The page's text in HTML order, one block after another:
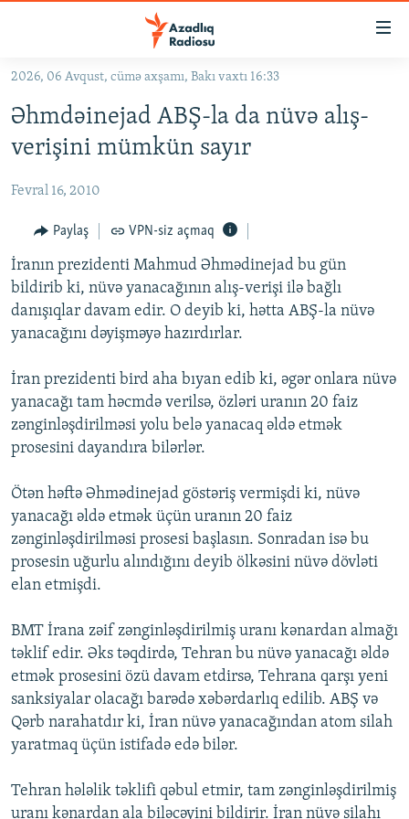
Əsas
qayıt
Əsas
naviqasiyaya
qayıt
KORRUPSIOMETR
#ƏSLINDƏ
FƏRQƏ BAX
QANUNI DOĞRU
ARAŞDIRMA
MULTIMEDIA
FOTOQALEREYA
İNFOQRAFIKA
KARIKATURA
OXU ZALI
AZƏRBAYCAN ƏDƏBIYYATI KITABXANASI
İSLAM VƏ DEMOKRATIYA
İZ - MƏDƏNIYYƏT PROQRAMI
HAQQIMIZDA
MISSIYAMIZ
PEŞƏ ETIKASI VƏ JURNALISTIKA STANDARTLARIMIZ
MATERIALLARIMIZDAN ISTIFADƏ
AZADLIQRADIOSU MOBIL TELEFONUNUZDA
BIZIMLƏ ƏLAQƏ
XƏBƏR BÜLLETENLƏRIMIZ
BIZI IZLƏ
RFE/RL-in bütün saytları
2026, 06 Avqust, cümə axşamı, Bakı vaxtı 16:33
Əhmdəinejad ABŞ-la da nüvə alış-
verişini mümkün sayır
Fevral 16, 2010
Paylaş VPN-siz açmaq
İranın prezidenti Mahmud Əhmədinejad bu gün
bildirib ki, nüvə yanacağının alış-verişi ilə bağlı
danışıqlar davam edir. O deyib ki, hətta ABŞ-la nüvə
yanacağını dəyişməyə hazırdırlar.
İran prezidenti bird aha bıyan edib ki, əgər onlara nüvə
yanacağı tam həcmdə verilsə, özləri uranın 20 faiz
zənginləşdirilməsi yolu belə yanacaq əldə etmək
prosesini dayandıra bilərlər.
Ötən həftə Əhmədinejad göstəriş vermişdi ki, nüvə
yanacağı əldə etmək üçün uranın 20 faiz
zənginləşdirilməsi prosesi başlasın. Sonradan isə bu
prosesin uğurlu alındığını deyib ölkəsini nüvə dövləti
elan etmişdi.
BMT İrana zəif zənginləşdirilmiş uranı kənardan almağı
təklif edir. Əks təqdirdə, Tehran bu nüvə yanacağı əldə
etmək prosesini özü davam etdirsə, Tehrana qarşı yeni
sanksiyalar olacağı barədə xəbərdarlıq edilib. ABŞ və
Qərb narahatdır ki, İran nüvə yanacağından atom silah
yaratmaq üçün istifadə edə bilər.
Tehran hələlik təklifi qəbul etmir, tam zənginləşdirilmiş
uranı kənardan ala biləcəyini bildirir. İran nüvə silahı